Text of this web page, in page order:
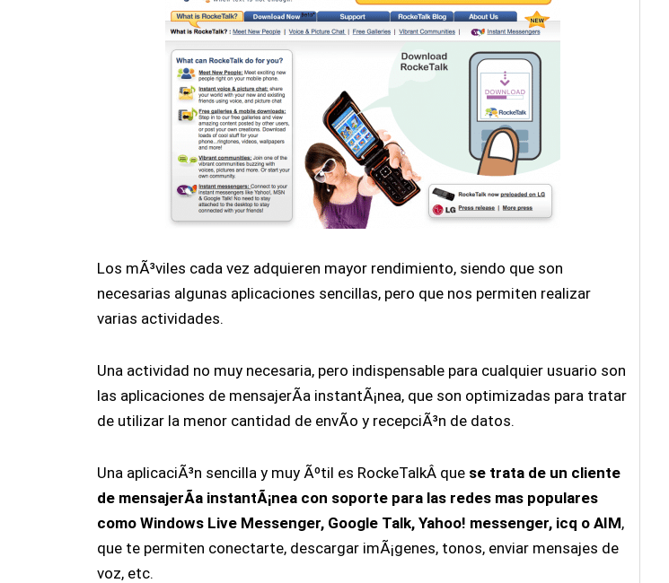
Los mÃ³viles cada vez adquieren mayor rendimiento, siendo que son
necesarias algunas aplicaciones sencillas, pero que nos permiten realizar
varias actividades.
Una actividad no muy necesaria, pero indispensable para cualquier usuario son
las aplicaciones de mensajerÃ­a instantÃ¡nea, que son optimizadas para tratar
de utilizar la menor cantidad de envÃ­o y recepciÃ³n de datos.
Una aplicaciÃ³n sencilla y muy Ãºtil es RockeTalkÂ que se trata de un cliente
de mensajerÃ­a instantÃ¡nea con soporte para las redes mas populares
como Windows Live Messenger, Google Talk, Yahoo! messenger, icq o AIM,
que te permiten conectarte, descargar imÃ¡genes, tonos, enviar mensajes de
voz, etc.